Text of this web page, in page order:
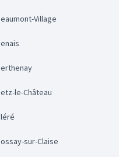
Beaumont-Village
Benais
Berthenay
Betz-le-Château
Bléré
Bossay-sur-Claise